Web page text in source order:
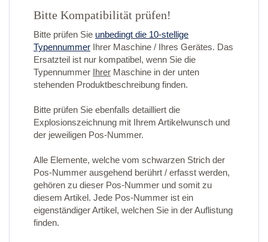
Bitte Kompatibilität prüfen!
Bitte prüfen Sie unbedingt die 10-stellige
Typennummer Ihrer Maschine / Ihres Gerätes. Das
Ersatzteil ist nur kompatibel, wenn Sie die
Typennummer Ihrer Maschine in der unten
stehenden Produktbeschreibung finden.
Bitte prüfen Sie ebenfalls detailliert die
Explosionszeichnung mit Ihrem Artikelwunsch und
der jeweiligen Pos-Nummer.
Alle Elemente, welche vom schwarzen Strich der
Pos-Nummer ausgehend berührt / erfasst werden,
gehören zu dieser Pos-Nummer und somit zu
diesem Artikel. Jede Pos-Nummer ist ein
eigenständiger Artikel, welchen Sie in der Auflistung
finden.